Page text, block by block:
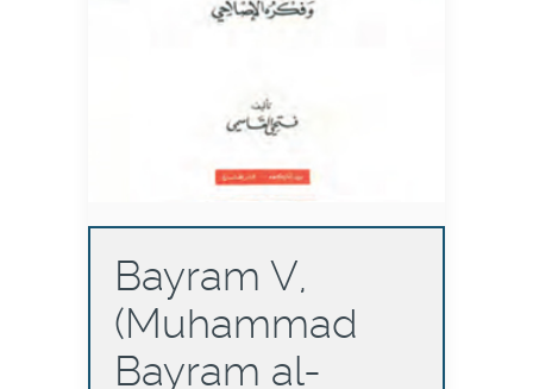
Bayram V,
(Muhammad
Bayram al-